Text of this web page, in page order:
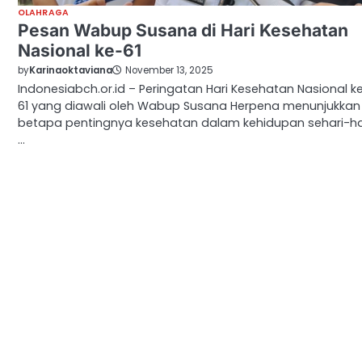
OLAHRAGA
Pesan Wabup Susana di Hari Kesehatan
Nasional ke-61
byKarinaoktaviana November 13, 2025
Indonesiabch.or.id – Peringatan Hari Kesehatan Nasional
61 yang diawali oleh Wabup Susana Herpena menunjukkan
betapa pentingnya kesehatan dalam kehidupan sehari-
…